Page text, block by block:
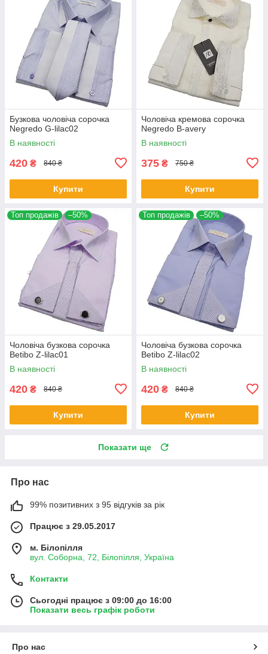
Бузкова чоловіча сорочка
Negredo G-lilac02
В наявності
420 ₴ 840 ₴
Купити
Чоловіча кремова сорочка
Negredo B-avery
В наявності
375 ₴ 750 ₴
Купити
Топ продажів –50%
Чоловіча бузкова сорочка
Betibo Z-lilac01
В наявності
420 ₴ 840 ₴
Купити
Топ продажів –50%
Чоловіча бузкова сорочка
Betibo Z-lilac02
В наявності
420 ₴ 840 ₴
Купити
Показати ще
Про нас
99% позитивних з 95 відгуків за рік
Працює з 29.05.2017
м. Білопілля
вул. Соборна, 72, Білопілля, Україна
Контакти
Сьогодні працює з 09:00 до 16:00
Показати весь графік роботи
Про нас